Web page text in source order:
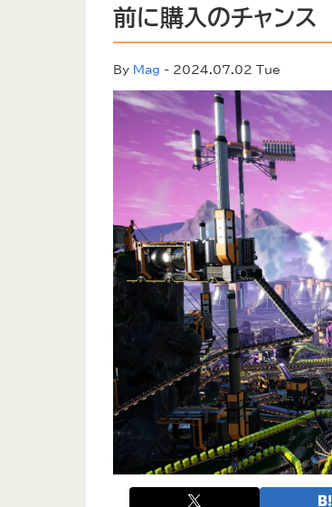
前に購入のチャンス
By Mag - 2024.07.02 Tue